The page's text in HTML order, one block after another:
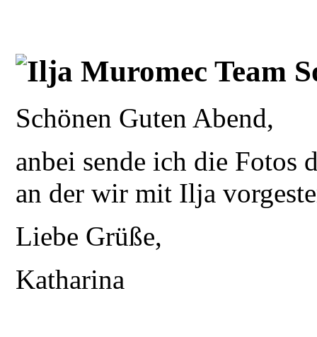
Ilja Muromec Team
Schönen Guten Abend,
anbei sende ich die Fotos
an der wir mit Ilja
Liebe Grüße,
Katharina